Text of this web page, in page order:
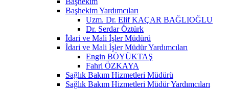
Başhekim Yardımcıları
Uzm. Dr. Elif KAÇAR BAĞLIOĞLU
Dr. Serdar Öztürk
İdari ve Mali İşler Müdürü
İdari ve Mali İşler Müdür Yardımcıları
Engin BÖYÜKTAŞ
Fahri ÖZKAYA
Sağlık Bakım Hizmetleri Müdürü
Sağlık Bakım Hizmetleri Müdür Yardımcıları